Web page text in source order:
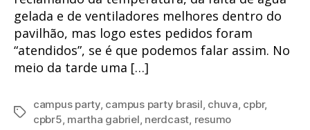
gelada e de ventiladores melhores dentro do
pavilhão, mas logo estes pedidos foram
“atendidos”, se é que podemos falar assim. No
meio da tarde uma […]
Tags
campus party, campus party brasil, chuva, cpbr,
cpbr5, martha gabriel, nerdcast, resumo